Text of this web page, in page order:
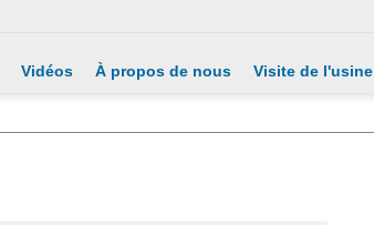
Vidéos À propos de nous Visite de l'usine